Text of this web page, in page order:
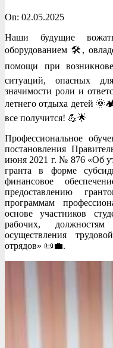
On: 02.05.2025
Наши будущие
оборудованием 🛠️,
помощи при
ситуаций, опасных
значимости роли и
летнего отдыха детей
все получится! 💪🌟
Профессиональное
постановления
июня 2021 г. № 876 «Об
гранта в форме
финансовое
предоставлению
программам
основе участников
рабочих,
осуществления
отрядов» 📜💼.